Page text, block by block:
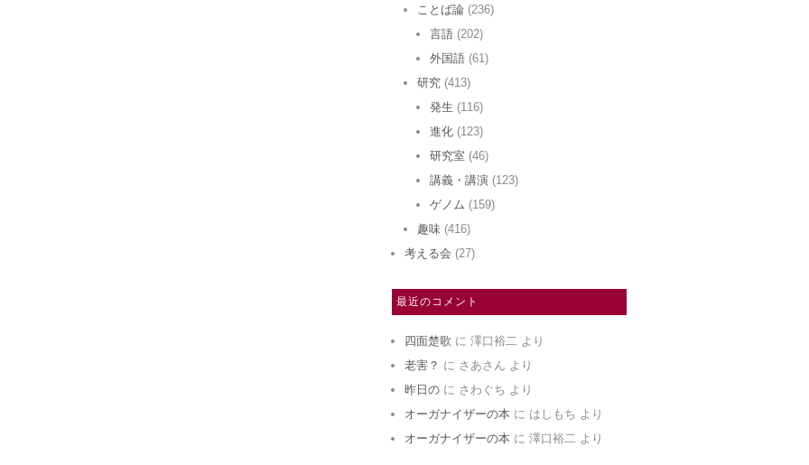
ことば論 (236)
言語 (202)
外国語 (61)
研究 (413)
発生 (116)
進化 (123)
研究室 (46)
講義・講演 (123)
ゲノム (159)
趣味 (416)
考える会 (27)
最近のコメント
四面楚歌 に 澤口裕二 より
老害？ に さあさん より
昨日の に さわぐち より
オーガナイザーの本 に はしもち より
オーガナイザーの本 に 澤口裕二 より